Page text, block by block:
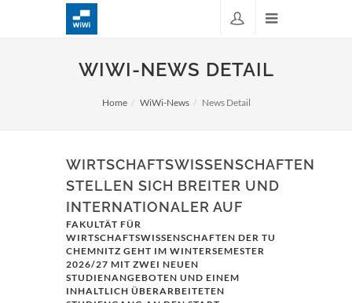
WIWI-NEWS DETAIL
Home WiWi-News News Detail
WIRTSCHAFTSWISSENSCHAFTEN
STELLEN SICH BREITER UND
INTERNATIONALER AUF
FAKULTÄT FÜR
WIRTSCHAFTSWISSENSCHAFTEN DER TU
CHEMNITZ GEHT IM WINTERSEMESTER
2026/27 MIT ZWEI NEUEN
STUDIENANGEBOTEN UND EINEM
INHALTLICH ÜBERARBEITETEN